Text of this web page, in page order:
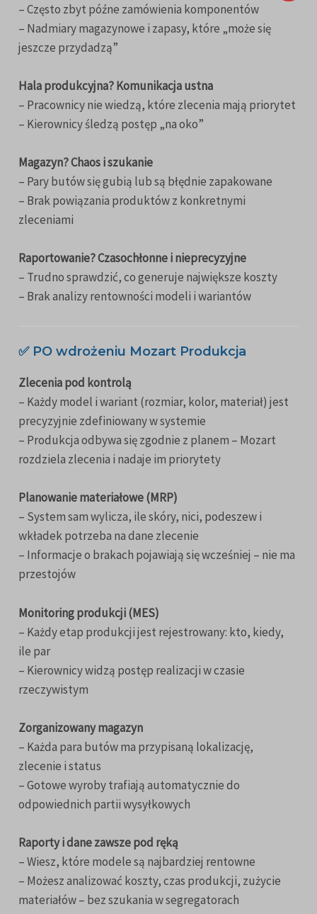
– Często zbyt późne zamówienia komponentów
– Nadmiary magazynowe i zapasy, które „może się
jeszcze przydadzą”
Hala produkcyjna? Komunikacja ustna
– Pracownicy nie wiedzą, które zlecenia mają priorytet
– Kierownicy śledzą postęp „na oko”
Magazyn? Chaos i szukanie
– Pary butów się gubią lub są błędnie zapakowane
– Brak powiązania produktów z konkretnymi
zleceniami
Raportowanie? Czasochłonne i nieprecyzyjne
– Trudno sprawdzić, co generuje największe koszty
– Brak analizy rentowności modeli i wariantów
✅ PO wdrożeniu Mozart Produkcja
Zlecenia pod kontrolą
– Każdy model i wariant (rozmiar, kolor, materiał) jest
precyzyjnie zdefiniowany w systemie
– Produkcja odbywa się zgodnie z planem – Mozart
rozdziela zlecenia i nadaje im priorytety
Planowanie materiałowe (MRP)
– System sam wylicza, ile skóry, nici, podeszew i
wkładek potrzeba na dane zlecenie
– Informacje o brakach pojawiają się wcześniej – nie ma
przestojów
Monitoring produkcji (MES)
– Każdy etap produkcji jest rejestrowany: kto, kiedy,
ile par
– Kierownicy widzą postęp realizacji w czasie
rzeczywistym
Zorganizowany magazyn
– Każda para butów ma przypisaną lokalizację,
zlecenie i status
– Gotowe wyroby trafiają automatycznie do
odpowiednich partii wysyłkowych
Raporty i dane zawsze pod ręką
– Wiesz, które modele są najbardziej rentowne
– Możesz analizować koszty, czas produkcji, zużycie
materiałów – bez szukania w segregatorach